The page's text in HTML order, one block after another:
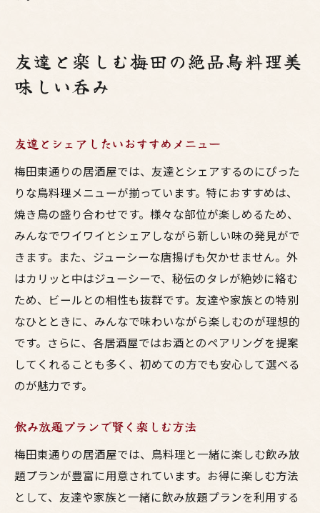
友達と楽しむ梅田の絶品鳥料理美
味しい呑み
友達とシェアしたいおすすめメニュー
梅田東通りの居酒屋では、友達とシェアするのにぴった
りな鳥料理メニューが揃っています。特におすすめは、
焼き鳥の盛り合わせです。様々な部位が楽しめるため、
みんなでワイワイとシェアしながら新しい味の発見がで
きます。また、ジューシーな唐揚げも欠かせません。外
はカリッと中はジューシーで、秘伝のタレが絶妙に絡む
ため、ビールとの相性も抜群です。友達や家族との特別
なひとときに、みんなで味わいながら楽しむのが理想的
です。さらに、各居酒屋ではお酒とのペアリングを提案
してくれることも多く、初めての方でも安心して選べる
のが魅力です。
飲み放題プランで賢く楽しむ方法
梅田東通りの居酒屋では、鳥料理と一緒に楽しむ飲み放
題プランが豊富に用意されています。お得に楽しむ方法
として、友達や家族と一緒に飲み放題プランを利用する